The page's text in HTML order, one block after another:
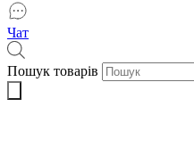
Чат
Пошук товарів